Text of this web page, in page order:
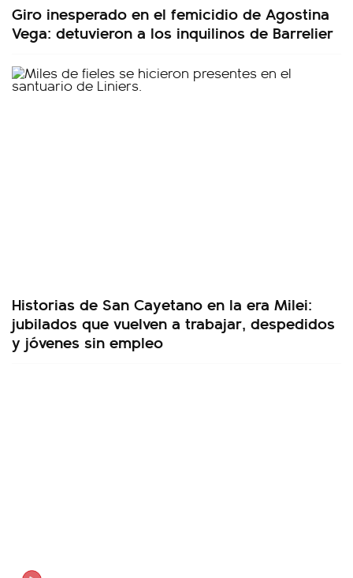
Giro inesperado en el femicidio de Agostina
Vega: detuvieron a los inquilinos de Barrelier
Historias de San Cayetano en la era Milei:
jubilados que vuelven a trabajar, despedidos
y jóvenes sin empleo